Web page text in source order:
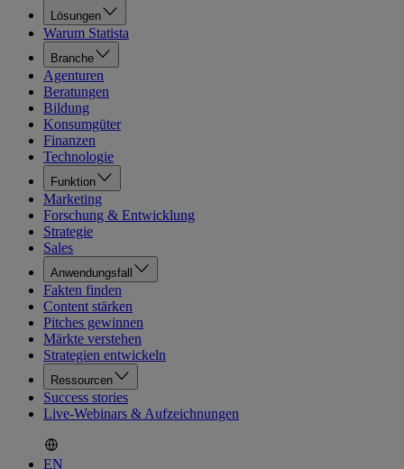
Lösungen
Warum Statista
Branche
Agenturen
Beratungen
Bildung
Konsumgüter
Finanzen
Technologie
Funktion
Marketing
Forschung & Entwicklung
Strategie
Sales
Anwendungsfall
Fakten finden
Content stärken
Pitches gewinnen
Märkte verstehen
Strategien entwickeln
Ressourcen
Success stories
Live-Webinars & Aufzeichnungen
EN